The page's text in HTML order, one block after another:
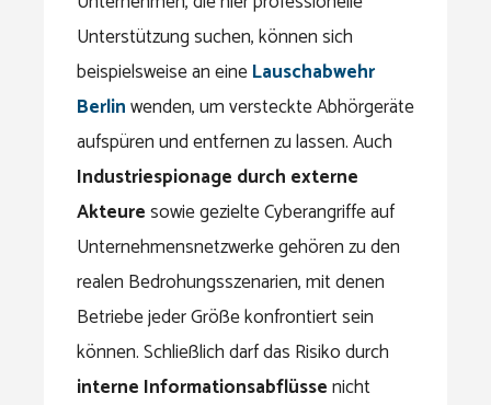
Unterstützung suchen, können sich
beispielsweise an eineLauschabwehr
Berlinwenden, um versteckte Abhörgeräte
aufspüren und entfernen zu lassen. Auch
Industriespionage durch externe
Akteuresowie gezielte Cyberangriffe auf
Unternehmensnetzwerke gehören zu den
realen Bedrohungsszenarien, mit denen
Betriebe jeder Größe konfrontiert sein
können. Schließlich darf das Risiko durch
interne Informationsabflüssenicht